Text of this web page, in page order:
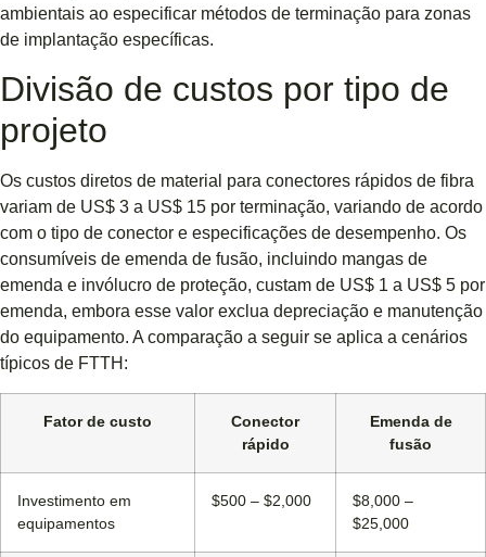
ambientais ao especificar métodos de terminação para zonas
de implantação específicas.
Divisão de custos por tipo de
projeto
Os custos diretos de material para conectores rápidos de fibra
variam de US$ 3 a US$ 15 por terminação, variando de acordo
com o tipo de conector e especificações de desempenho. Os
consumíveis de emenda de fusão, incluindo mangas de
emenda e invólucro de proteção, custam de US$ 1 a US$ 5 por
emenda, embora esse valor exclua depreciação e manutenção
do equipamento. A comparação a seguir se aplica a cenários
típicos de FTTH:
Fator de custo
Conector
rápido
Emenda de
fusão
Investimento em
equipamentos
$500 – $2,000
$8,000 –
$25,000